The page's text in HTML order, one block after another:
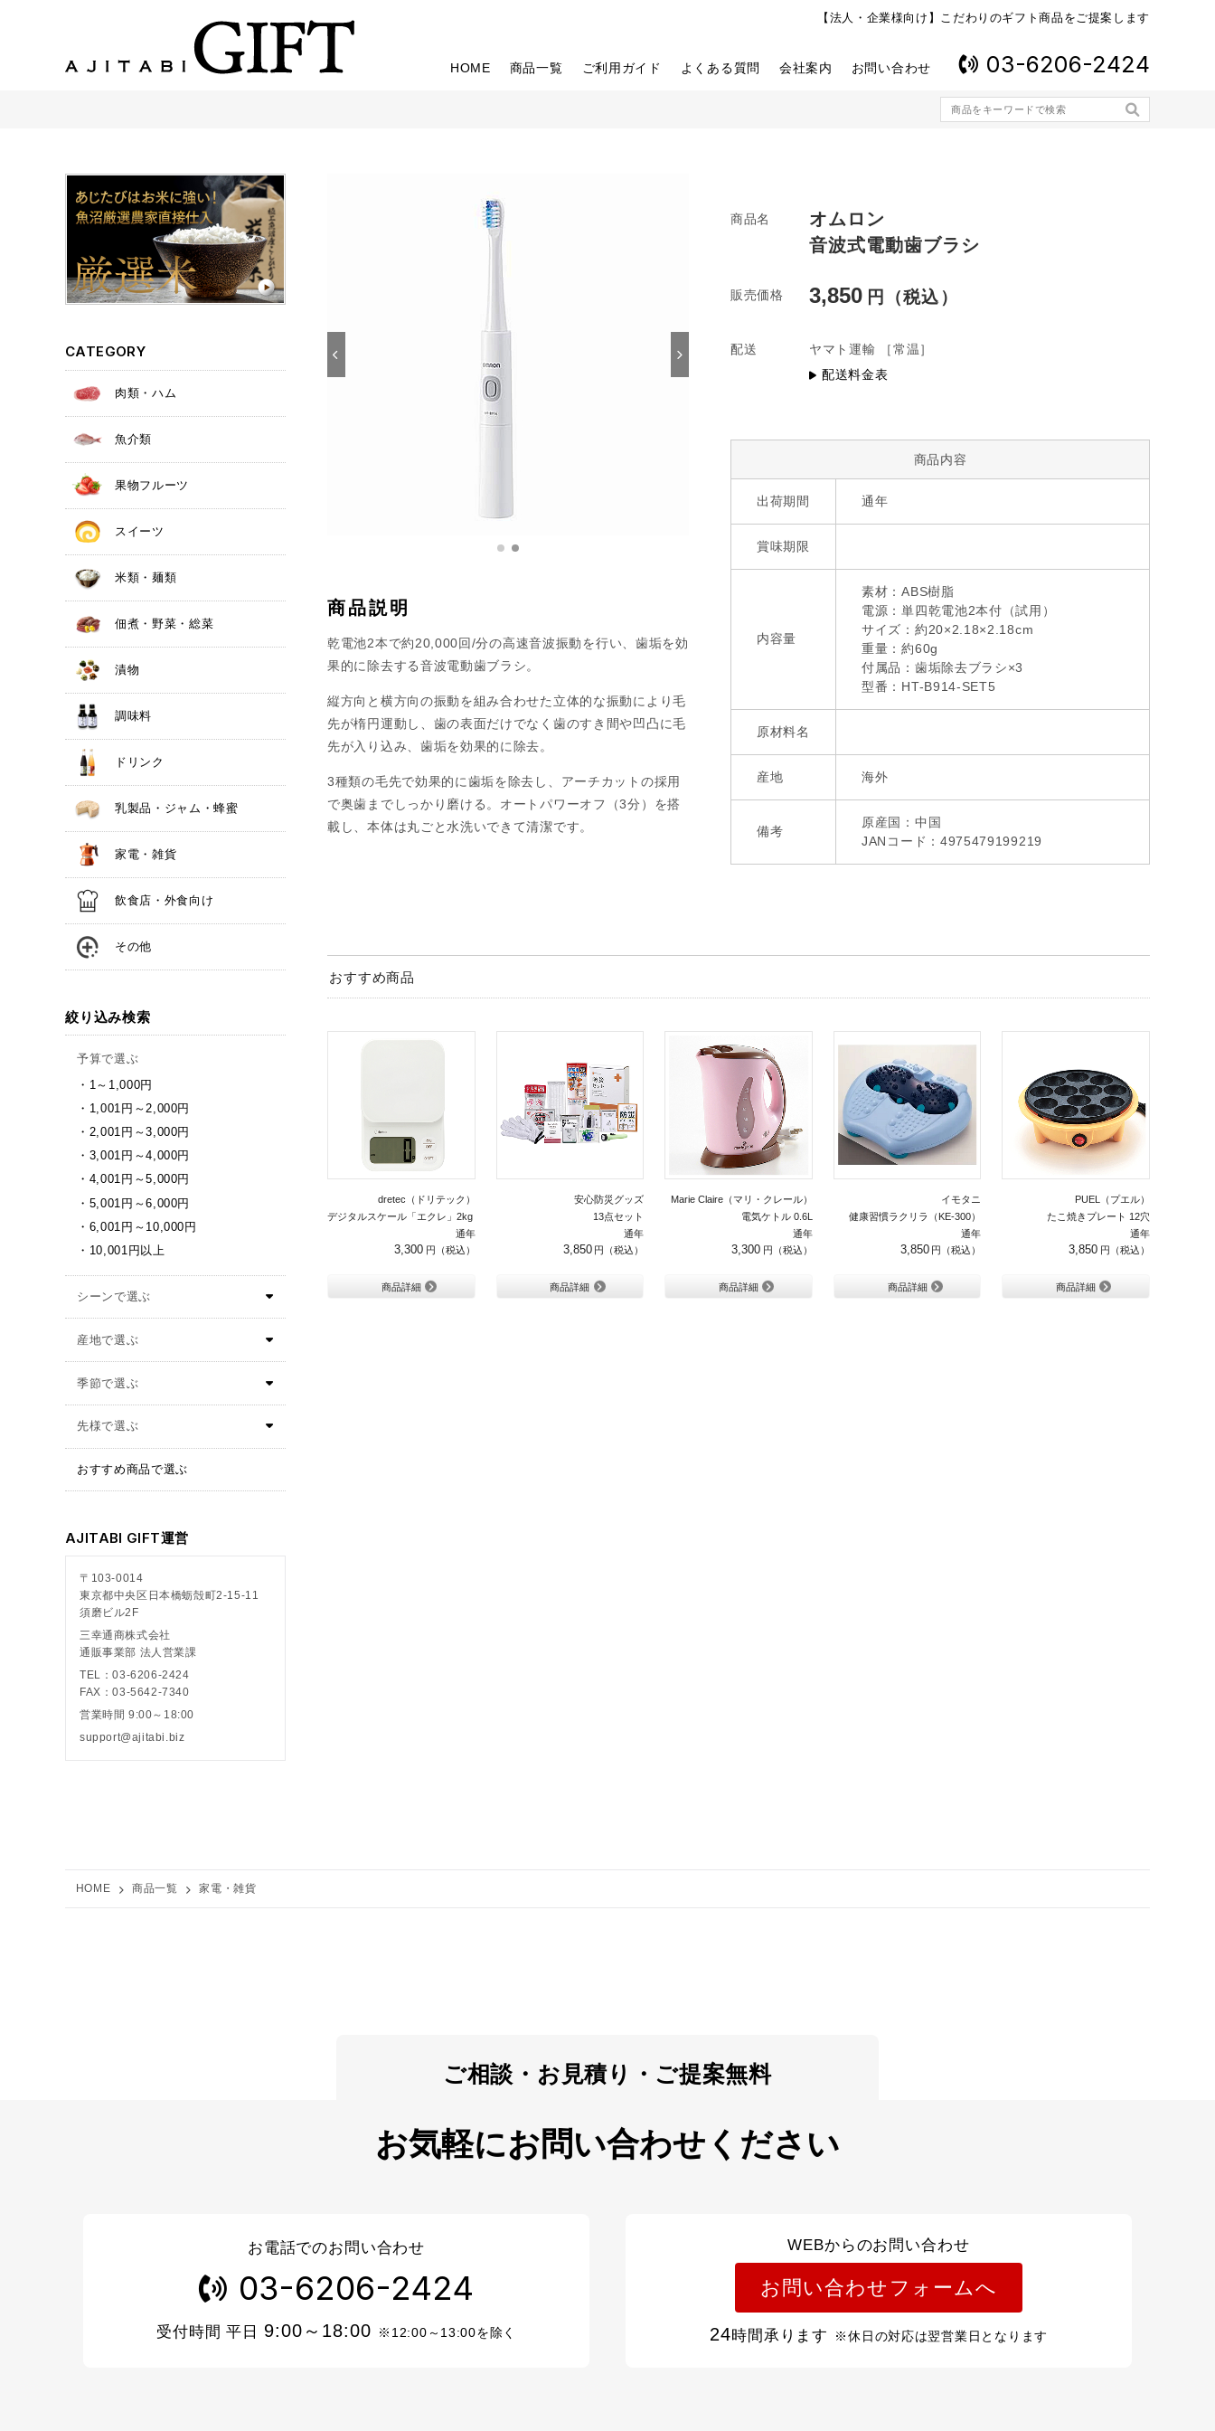
【法人・企業様向け】こだわりのギフト商品をご提案します
HOME 商品一覧 ご利用ガイド よくある質問 会社案内 お問い合わせ 03-6206-2424
CATEGORY
肉類・ハム
魚介類
果物フルーツ
スイーツ
米類・麺類
佃煮・野菜・総菜
漬物
調味料
ドリンク
乳製品・ジャム・蜂蜜
家電・雑貨
飲食店・外食向け
その他
絞り込み検索
予算で選ぶ
1～1,000円
1,001円～2,000円
2,001円～3,000円
3,001円～4,000円
4,001円～5,000円
5,001円～6,000円
6,001円～10,000円
10,001円以上
おすすめ商品で選ぶ
AJITABI GIFT運営
〒103-0014
東京都中央区日本橋蛎殻町2-15-11
須磨ビル2F
三幸通商株式会社
通販事業部 法人営業課
TEL：03-6206-2424
FAX：03-5642-7340
営業時間 9:00～18:00
support@ajitabi.biz
商品説明
乾電池2本で約20,000回/分の高速音波振動を行い、歯垢を効
果的に除去する音波電動歯ブラシ。
縦方向と横方向の振動を組み合わせた立体的な振動により毛
先が楕円運動し、歯の表面だけでなく歯のすき間や凹凸に毛
先が入り込み、歯垢を効果的に除去。
3種類の毛先で効果的に歯垢を除去し、アーチカットの採用
で奥歯までしっかり磨ける。オートパワーオフ（3分）を搭
載し、本体は丸ごと水洗いできて清潔です。
商品名
オムロン
音波式電動歯ブラシ
販売価格 3,850
配送 ヤマト運輸
［常温］
配送料金表
商品内容
出荷期間 通年
賞味期限
内容量
素材：ABS樹脂
電源：単四乾電池2本付（試用）
サイズ：約20×2.18×2.18cm
重量：約60g
付属品：歯垢除去ブラシ×3
型番：HT-B914-SET5
原材料名
産地 海外
備考
原産国：中国
JANコード：4975479199219
おすすめ商品
dretec（ドリテック）
デジタルスケール「エクレ」2kg（ホワイト）
通年
3,300
商品詳細
安心防災グッズ
13点セット
通年
3,850
商品詳細
Marie Claire（マリ・クレール）
電気ケトル 0.6L
通年
3,300
商品詳細
イモタニ
健康習慣ラクリラ（KE-300）
通年
3,850
商品詳細
PUEL（プエル）
たこ焼きプレート 12穴
通年
3,850
商品詳細
HOME 商品一覧 家電・雑貨
お気軽にお問い合わせください
お電話でのお問い合わせ
03-6206-2424
受付時間 平日 9:00～18:00 ※12:00～13:00を除く
WEBからのお問い合わせ
お問い合わせフォームへ
24時間承ります ※休日の対応は翌営業日となります